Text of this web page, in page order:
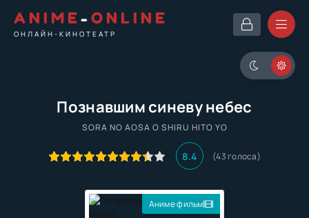
ANIME- ONLINE
ОНЛАЙН-КИНОТЕАТР
Познавшим синеву небес
SORA NO AOSA O SHIRU HITO YO
8.4 (43голоса)
Аниме фильм